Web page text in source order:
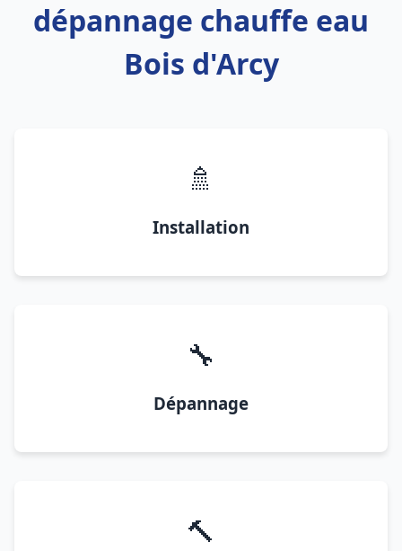
dépannage chauffe eau
Bois d'Arcy
🚿
Installation
🔧
Dépannage
🔨